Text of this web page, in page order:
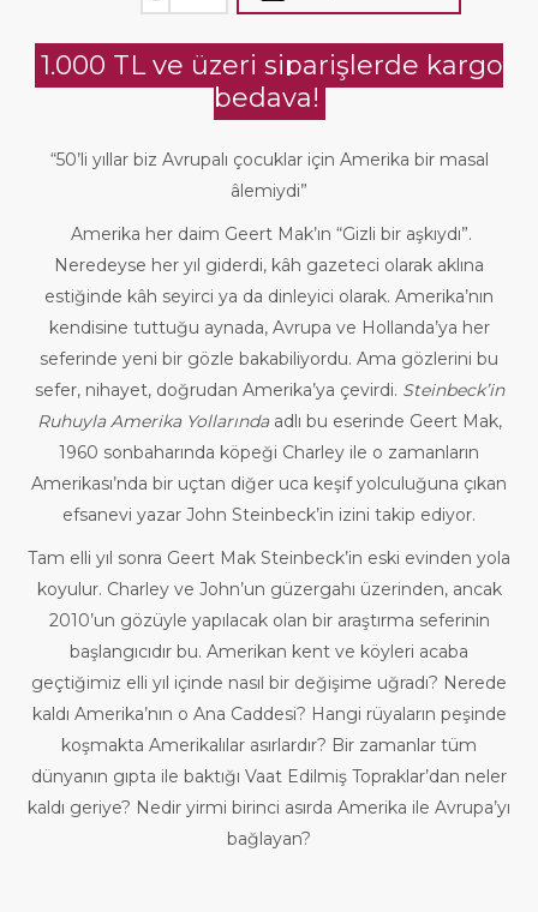
1.000 TL ve üzeri siparişlerde kargo
bedava!
“50’li yıllar biz Avrupalı çocuklar için Amerika bir masal
âlemiydi”
Amerika her daim Geert Mak’ın “Gizli bir aşkıydı”.
Neredeyse her yıl giderdi, kâh gazeteci olarak aklına
estiğinde kâh seyirci ya da dinleyici olarak. Amerika’nın
kendisine tuttuğu aynada, Avrupa ve Hollanda’ya her
seferinde yeni bir gözle bakabiliyordu. Ama gözlerini bu
sefer, nihayet, doğrudan Amerika’ya çevirdi. Steinbeck’in
Ruhuyla Amerika Yollarındaadlı bu eserinde Geert Mak,
1960 sonbaharında köpeği Charley ile o zamanların
Amerikası’nda bir uçtan diğer uca keşif yolculuğuna çıkan
efsanevi yazar John Steinbeck’in izini takip ediyor.
Tam elli yıl sonra Geert Mak Steinbeck’in eski evinden yola
koyulur. Charley ve John’un güzergahı üzerinden, ancak
2010’un gözüyle yapılacak olan bir araştırma seferinin
başlangıcıdır bu. Amerikan kent ve köyleri acaba
geçtiğimiz elli yıl içinde nasıl bir değişime uğradı? Nerede
kaldı Amerika’nın o Ana Caddesi? Hangi rüyaların peşinde
koşmakta Amerikalılar asırlardır? Bir zamanlar tüm
dünyanın gıpta ile baktığı Vaat Edilmiş Topraklar’dan neler
kaldı geriye? Nedir yirmi birinci asırda Amerika ile Avrupa’yı
bağlayan?